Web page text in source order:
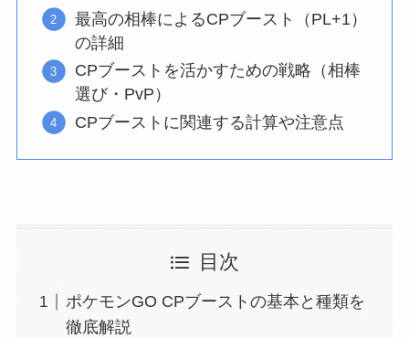
最高の相棒によるCPブースト（PL+1）
の詳細
CPブーストを活かすための戦略（相棒
選び・PvP）
CPブーストに関連する計算や注意点
目次
ポケモンGO CPブーストの基本と種類を
徹底解説